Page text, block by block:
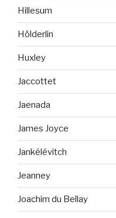
Hillesum
Hölderlin
Huxley
Jaccottet
Jaenada
James Joyce
Jankélévitch
Jeanney
Joachim du Bellay